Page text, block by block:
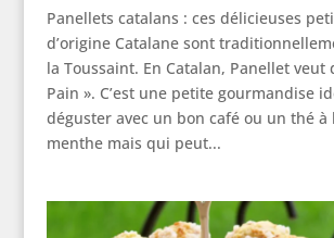
Panellets catalans : ces délicieuses
d’origine Catalane sont
la Toussaint. En Catalan, Panellet veut
Pain ». C’est une petite gourmandise
déguster avec un bon café ou un thé à
menthe mais qui peut...